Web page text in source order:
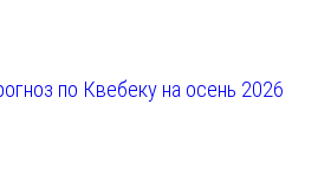
по Квебеку на осень 2026